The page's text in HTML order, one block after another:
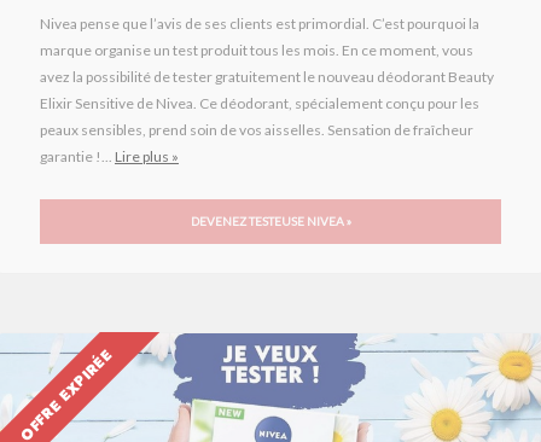
Nivea pense que l’avis de ses clients est primordial. C’est pourquoi la
marque organise un test produit tous les mois. En ce moment, vous
avez la possibilité de tester gratuitement le nouveau déodorant Beauty
Elixir Sensitive de Nivea. Ce déodorant, spécialement conçu pour les
peaux sensibles, prend soin de vos aisselles. Sensation de fraîcheur
garantie !... Lire plus »
DEVENEZ TESTEUSE NIVEA »
OFFRE EXPIRÉE